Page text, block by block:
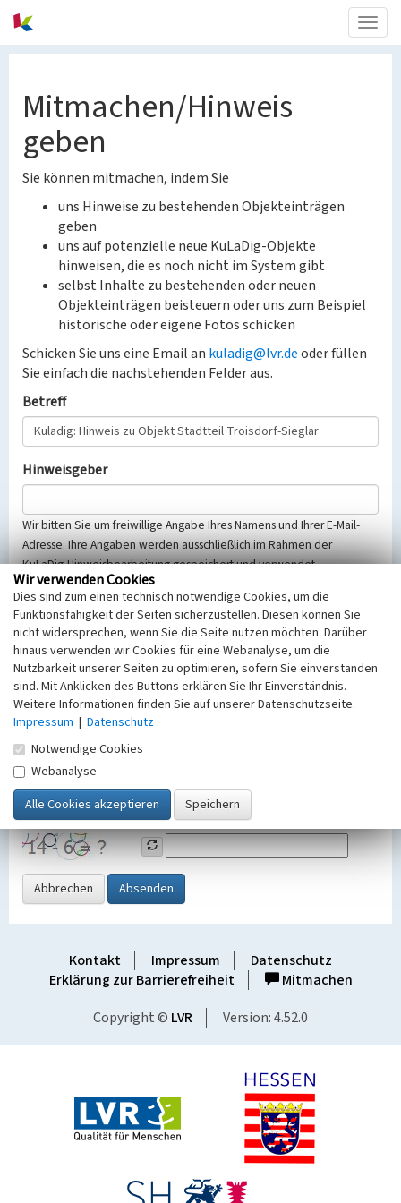
Mitmachen/Hinweis
geben
Sie können mitmachen, indem Sie
uns Hinweise zu bestehenden Objekteinträgen
geben
uns auf potenzielle neue KuLaDig-Objekte
hinweisen, die es noch nicht im System gibt
selbst Inhalte zu bestehenden oder neuen
Objekteinträgen beisteuern oder uns zum Beispiel
historische oder eigene Fotos schicken
Schicken Sie uns eine Email an kuladig@lvr.deoder füllen
Sie einfach die nachstehenden Felder aus.
Betreff
Hinweisgeber
Wir bitten Sie um freiwillige Angabe Ihres Namens und Ihrer E-Mail-
Adresse. Ihre Angaben werden ausschließlich im Rahmen der
KuLaDig-Hinweisbearbeitung gespeichert und verwendet.
Selbstverständlich werden diese entsprechend der Vorschriften des
Telemediengesetzes, des Datenschutzgesetzes NRW und der seit
dem 25.05.2018 gültigen Europäischen Datenschutzgrundverordnung
(EU-DSGVO) vertraulich behandelt, beachten Sie bitte unsere
Hinweise zumDatenschutz
Nachricht
SicherheitsabfrageTragen Sie unten das Rechenergebnis aus der
Grafik ein
Abbrechen Absenden
Kontakt Impressum
Datenschutz
Erklärung zur Barrierefreiheit
Mitmachen
Copyright © LVR Version: 4.52.0
Wir verwenden Cookies
Dies sind zum einen technisch notwendige Cookies, um die
Funktionsfähigkeit der Seiten sicherzustellen. Diesen können Sie
nicht widersprechen, wenn Sie die Seite nutzen möchten. Darüber
hinaus verwenden wir Cookies für eine Webanalyse, um die
Nutzbarkeit unserer Seiten zu optimieren, sofern Sie einverstanden
sind. Mit Anklicken des Buttons erklären Sie Ihr Einverständnis.
Weitere Informationen finden Sie auf unserer Datenschutzseite.
Impressum | Datenschutz
Notwendige Cookies
Webanalyse